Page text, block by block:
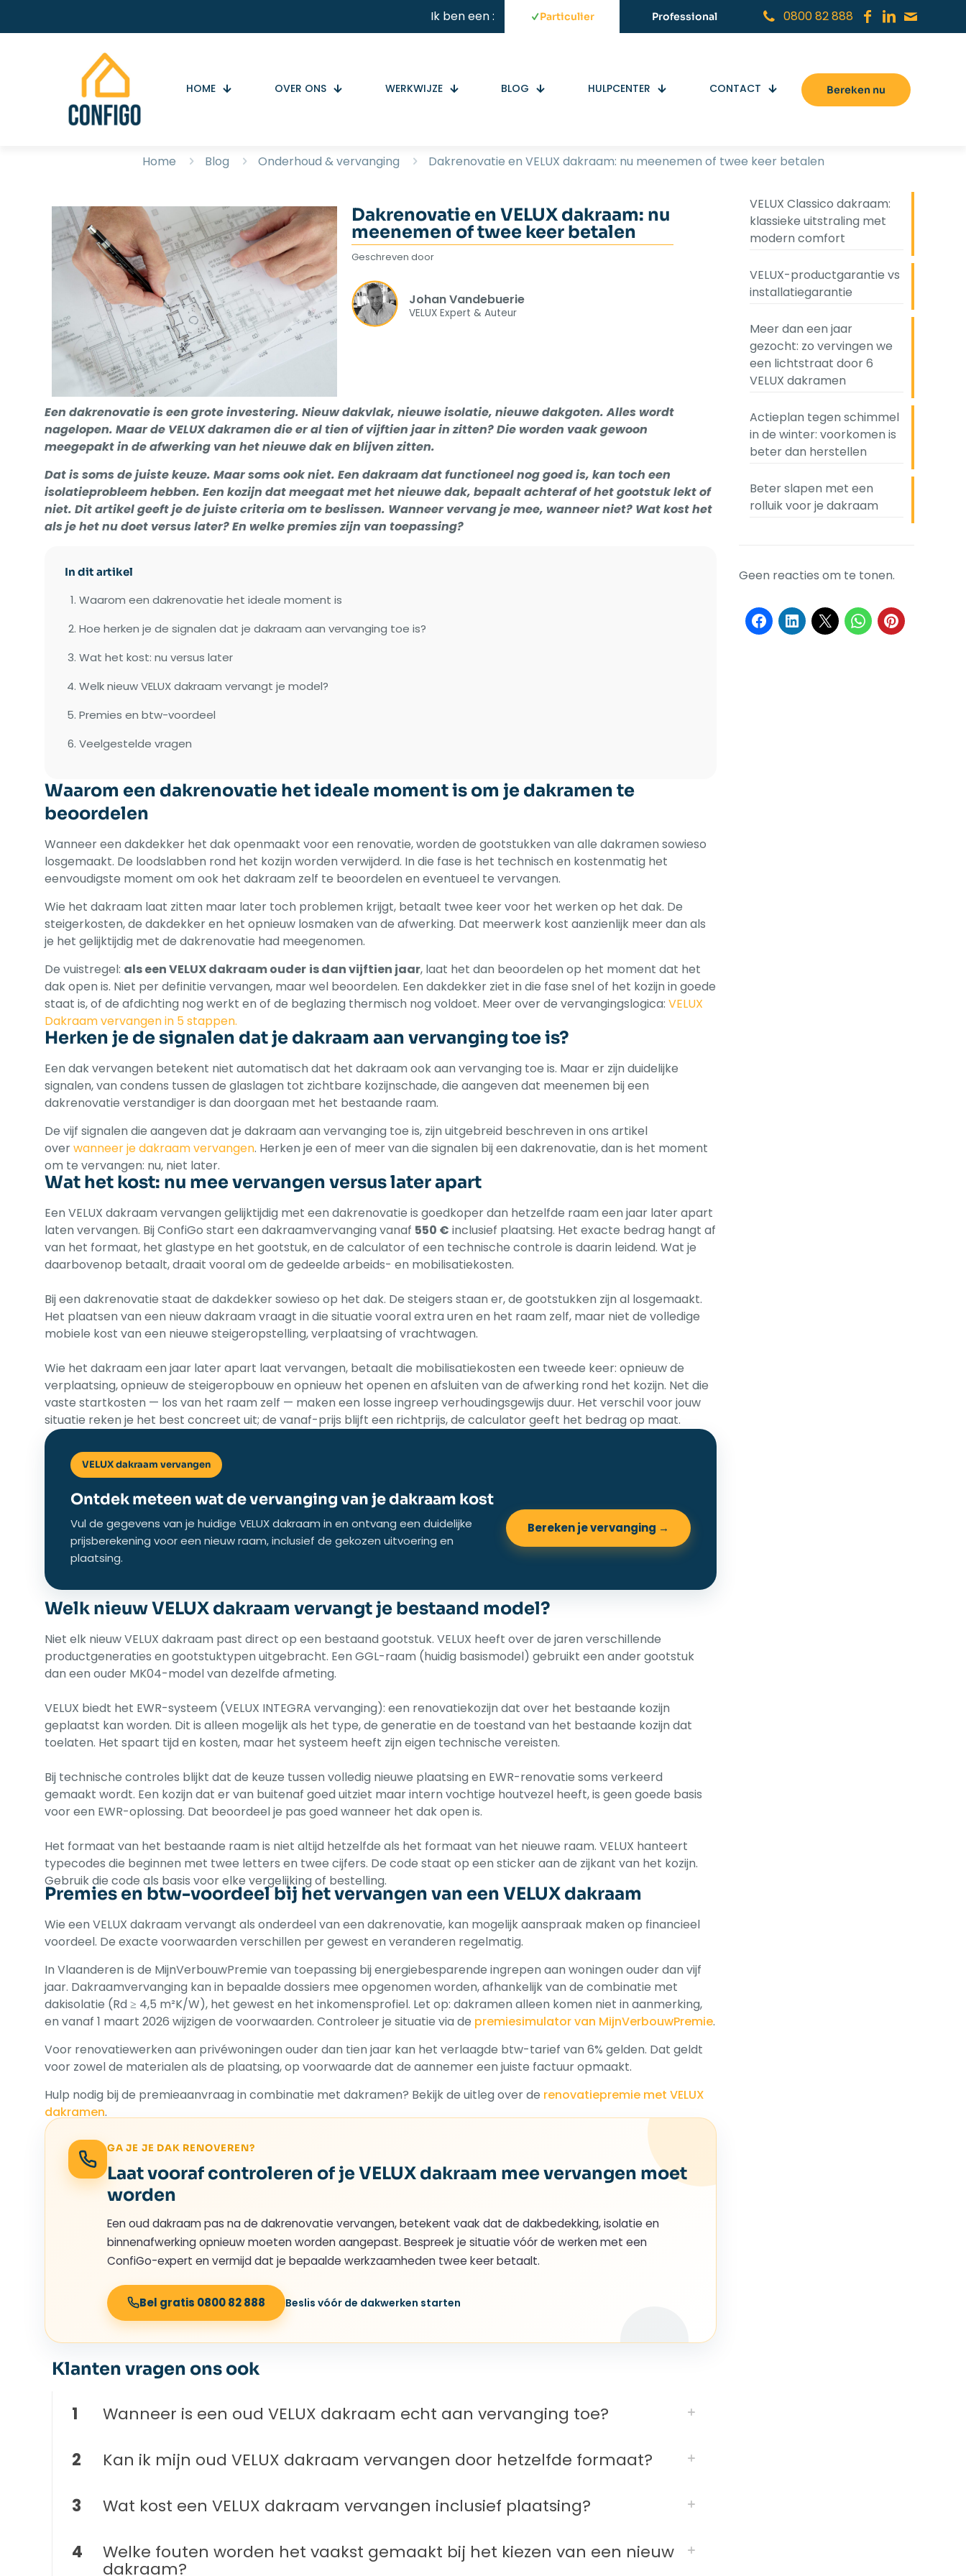
Ik ben een : Particulier Professional 0800 82 888
HOME OVER ONS WERKWIJZE BLOG HULPCENTER CONTACT Bereken nu
Home Blog Onderhoud & vervanging Dakrenovatie en VELUX dakraam: nu meenemen of twee keer betalen
Dakrenovatie en VELUX dakraam: nu
meenemen of twee keer betalen
Geschreven door
Johan Vandebuerie
VELUX Expert & Auteur
Een dakrenovatie is een grote investering. Nieuw dakvlak, nieuwe isolatie, nieuwe dakgoten. Alles wordt
nagelopen. Maar de VELUX dakramen die er al tien of vijftien jaar in zitten? Die worden vaak gewoon
meegepakt in de afwerking van het nieuwe dak en blijven zitten.
Dat is soms de juiste keuze. Maar soms ook niet. Een dakraam dat functioneel nog goed is, kan toch een
isolatieprobleem hebben. Een kozijn dat meegaat met het nieuwe dak, bepaalt achteraf of het gootstuk lekt of
niet. Dit artikel geeft je de juiste criteria om te beslissen. Wanneer vervang je mee, wanneer niet? Wat kost het
als je het nu doet versus later? En welke premies zijn van toepassing?
In dit artikel
Waarom een dakrenovatie het ideale moment is
Hoe herken je de signalen dat je dakraam aan vervanging toe is?
Wat het kost: nu versus later
Welk nieuw VELUX dakraam vervangt je model?
Premies en btw-voordeel
Veelgestelde vragen
Waarom een dakrenovatie het ideale moment is om je dakramen te
beoordelen
Wanneer een dakdekker het dak openmaakt voor een renovatie, worden de gootstukken van alle dakramen sowieso
losgemaakt. De loodslabben rond het kozijn worden verwijderd. In die fase is het technisch en kostenmatig het
eenvoudigste moment om ook het dakraam zelf te beoordelen en eventueel te vervangen.
Wie het dakraam laat zitten maar later toch problemen krijgt, betaalt twee keer voor het werken op het dak. De
steigerkosten, de dakdekker en het opnieuw losmaken van de afwerking. Dat meerwerk kost aanzienlijk meer dan als
je het gelijktijdig met de dakrenovatie had meegenomen.
De vuistregel: als een VELUX dakraam ouder is dan vijftien jaar, laat het dan beoordelen op het moment dat het
dak open is. Niet per definitie vervangen, maar wel beoordelen. Een dakdekker ziet in die fase snel of het kozijn in goede
staat is, of de afdichting nog werkt en of de beglazing thermisch nog voldoet. Meer over de vervangingslogica: VELUX
Dakraam vervangen in 5 stappen.
Herken je de signalen dat je dakraam aan vervanging toe is?
Een dak vervangen betekent niet automatisch dat het dakraam ook aan vervanging toe is. Maar er zijn duidelijke
signalen, van condens tussen de glaslagen tot zichtbare kozijnschade, die aangeven dat meenemen bij een
dakrenovatie verstandiger is dan doorgaan met het bestaande raam.
De vijf signalen die aangeven dat je dakraam aan vervanging toe is, zijn uitgebreid beschreven in ons artikel
overwanneer je dakraam vervangen. Herken je een of meer van die signalen bij een dakrenovatie, dan is het moment
om te vervangen: nu, niet later.
Wat het kost: nu mee vervangen versus later apart
Een VELUX dakraam vervangen gelijktijdig met een dakrenovatie is goedkoper dan hetzelfde raam een jaar later apart
laten vervangen. Bij ConfiGo start een dakraamvervanging vanaf 550 € inclusief plaatsing. Het exacte bedrag hangt af
van het formaat, het glastype en het gootstuk, en de calculator of een technische controle is daarin leidend. Wat je
daarbovenop betaalt, draait vooral om de gedeelde arbeids- en mobilisatiekosten.
Bij een dakrenovatie staat de dakdekker sowieso op het dak. De steigers staan er, de gootstukken zijn al losgemaakt.
Het plaatsen van een nieuw dakraam vraagt in die situatie vooral extra uren en het raam zelf, maar niet de volledige
mobiele kost van een nieuwe steigeropstelling, verplaatsing of vrachtwagen.
Wie het dakraam een jaar later apart laat vervangen, betaalt die mobilisatiekosten een tweede keer: opnieuw de
verplaatsing, opnieuw de steigeropbouw en opnieuw het openen en afsluiten van de afwerking rond het kozijn. Net die
vaste startkosten — los van het raam zelf — maken een losse ingreep verhoudingsgewijs duur. Het verschil voor jouw
situatie reken je het best concreet uit; de vanaf-prijs blijft een richtprijs, de calculator geeft het bedrag op maat.
VELUX dakraam vervangen
Ontdek meteen wat de vervanging van je dakraam kost
Vul de gegevens van je huidige VELUX dakraam in en ontvang een duidelijke
prijsberekening voor een nieuw raam, inclusief de gekozen uitvoering en
plaatsing.
Bereken je vervanging →
Welk nieuw VELUX dakraam vervangt je bestaand model?
Niet elk nieuw VELUX dakraam past direct op een bestaand gootstuk. VELUX heeft over de jaren verschillende
productgeneraties en gootstuktypen uitgebracht. Een GGL-raam (huidig basismodel) gebruikt een ander gootstuk
dan een ouder MK04-model van dezelfde afmeting.
VELUX biedt het EWR-systeem (VELUX INTEGRA vervanging): een renovatiekozijn dat over het bestaande kozijn
geplaatst kan worden. Dit is alleen mogelijk als het type, de generatie en de toestand van het bestaande kozijn dat
toelaten. Het spaart tijd en kosten, maar het systeem heeft zijn eigen technische vereisten.
Bij technische controles blijkt dat de keuze tussen volledig nieuwe plaatsing en EWR-renovatie soms verkeerd
gemaakt wordt. Een kozijn dat er van buitenaf goed uitziet maar intern vochtige houtvezel heeft, is geen goede basis
voor een EWR-oplossing. Dat beoordeel je pas goed wanneer het dak open is.
Het formaat van het bestaande raam is niet altijd hetzelfde als het formaat van het nieuwe raam. VELUX hanteert
typecodes die beginnen met twee letters en twee cijfers. De code staat op een sticker aan de zijkant van het kozijn.
Gebruik die code als basis voor elke vergelijking of bestelling.
Premies en btw-voordeel bij het vervangen van een VELUX dakraam
Wie een VELUX dakraam vervangt als onderdeel van een dakrenovatie, kan mogelijk aanspraak maken op financieel
voordeel. De exacte voorwaarden verschillen per gewest en veranderen regelmatig.
In Vlaanderen is de MijnVerbouwPremie van toepassing bij energiebesparende ingrepen aan woningen ouder dan vijf
jaar. Dakraamvervanging kan in bepaalde dossiers mee opgenomen worden, afhankelijk van de combinatie met
dakisolatie (Rd ≥ 4,5 m²K/W), het gewest en het inkomensprofiel. Let op: dakramen alleen komen niet in aanmerking,
en vanaf 1 maart 2026 wijzigen de voorwaarden. Controleer je situatie via de premiesimulator van MijnVerbouwPremie.
Voor renovatiewerken aan privéwoningen ouder dan tien jaar kan het verlaagde btw-tarief van 6% gelden. Dat geldt
voor zowel de materialen als de plaatsing, op voorwaarde dat de aannemer een juiste factuur opmaakt.
Hulp nodig bij de premieaanvraag in combinatie met dakramen? Bekijk de uitleg over de renovatiepremie met VELUX
dakramen.
GA JE JE DAK RENOVEREN?
Laat vooraf controleren of je VELUX dakraam mee vervangen moet
worden
Een oud dakraam pas na de dakrenovatie vervangen, betekent vaak dat de dakbedekking, isolatie en
binnenafwerking opnieuw moeten worden aangepast. Bespreek je situatie vóór de werken met een
ConfiGo-expert en vermijd dat je bepaalde werkzaamheden twee keer betaalt.
Bel gratis 0800 82 888 Beslis vóór de dakwerken starten
Klanten vragen ons ook
1 Wanneer is een oud VELUX dakraam echt aan vervanging toe?
2 Kan ik mijn oud VELUX dakraam vervangen door hetzelfde formaat?
3 Wat kost een VELUX dakraam vervangen inclusief plaatsing?
4 Welke fouten worden het vaakst gemaakt bij het kiezen van een nieuw
dakraam?
VELUX Classico dakraam:
klassieke uitstraling met
modern comfort
VELUX-productgarantie vs
installatiegarantie
Meer dan een jaar
gezocht: zo vervingen we
een lichtstraat door 6
VELUX dakramen
Actieplan tegen schimmel
in de winter: voorkomen is
beter dan herstellen
Beter slapen met een
rolluik voor je dakraam
Geen reacties om te tonen.